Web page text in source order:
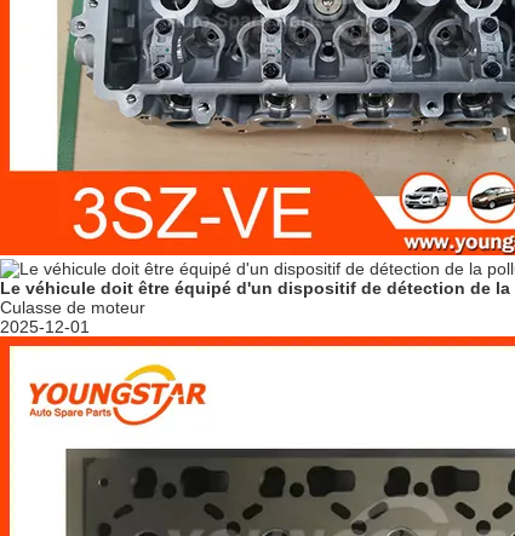
Le véhicule doit être équipé d'un dispositif de détection de
Culasse de moteur
2025-12-01